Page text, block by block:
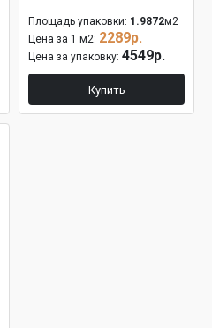
Площадь упаковки: 1.9872м2
Цена за 1 м2: 2289р.
Цена за упаковку: 4549р.
Купить